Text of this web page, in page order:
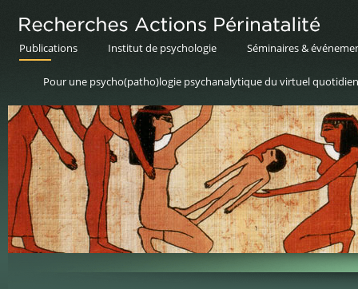
Publications Institut de psychologie Séminaires &
Pour une psycho(patho)logie psychanalytique du virtuel quotidien